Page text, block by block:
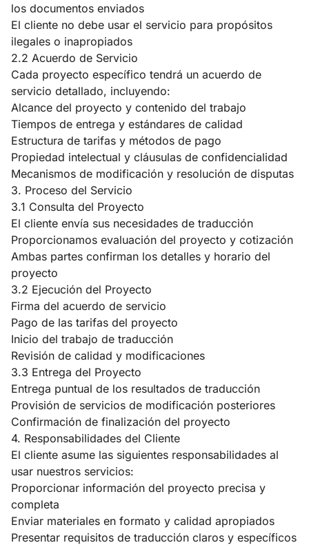
los documentos enviados
El cliente no debe usar el servicio para propósitos
ilegales o inapropiados
2.2 Acuerdo de Servicio
Cada proyecto específico tendrá un acuerdo de
servicio detallado, incluyendo:
Alcance del proyecto y contenido del trabajo
Tiempos de entrega y estándares de calidad
Estructura de tarifas y métodos de pago
Propiedad intelectual y cláusulas de confidencialidad
Mecanismos de modificación y resolución de disputas
3. Proceso del Servicio
3.1 Consulta del Proyecto
El cliente envía sus necesidades de traducción
Proporcionamos evaluación del proyecto y cotización
Ambas partes confirman los detalles y horario del
proyecto
3.2 Ejecución del Proyecto
Firma del acuerdo de servicio
Pago de las tarifas del proyecto
Inicio del trabajo de traducción
Revisión de calidad y modificaciones
3.3 Entrega del Proyecto
Entrega puntual de los resultados de traducción
Provisión de servicios de modificación posteriores
Confirmación de finalización del proyecto
4. Responsabilidades del Cliente
El cliente asume las siguientes responsabilidades al
usar nuestros servicios:
Proporcionar información del proyecto precisa y
completa
Enviar materiales en formato y calidad apropiados
Presentar requisitos de traducción claros y específicos